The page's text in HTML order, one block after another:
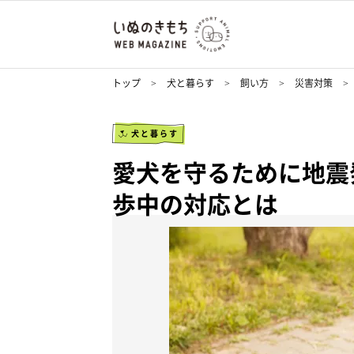
トップ 犬と暮らす 飼い方 災害対策
犬と暮らす
愛犬を守るために地
歩中の対応とは